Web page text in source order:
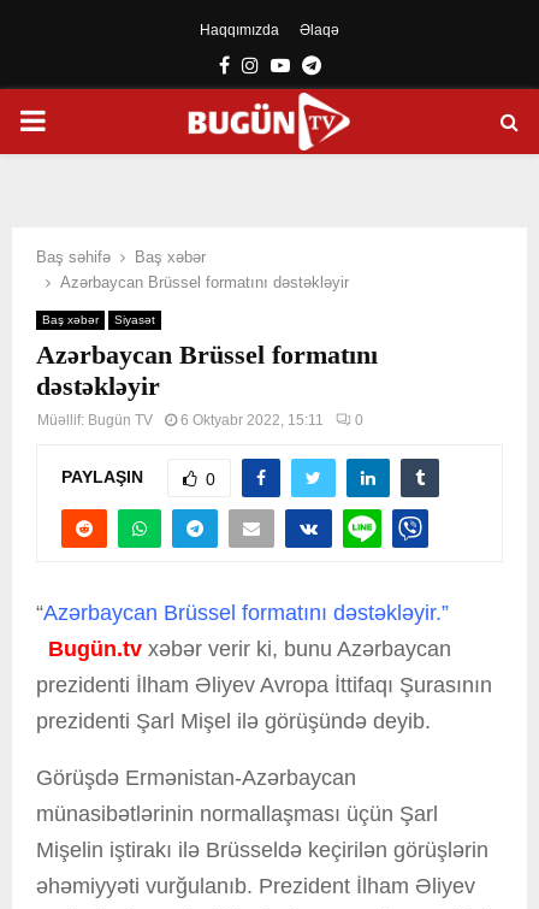
Haqqımızda Əlaqə
Facebook
Instagram
YoutubeTelegram
PRIMARY
Baş səhifə
Baş xəbər
Azərbaycan Brüssel formatını dəstəkləyir
Baş xəbər Siyasət
Azərbaycan Brüssel formatını
dəstəkləyir
Müəllif: Bugün TV 6 Oktyabr 2022, 15:11 0
PAYLAŞIN 0
“Azərbaycan Brüssel formatını dəstəkləyir.”
Bugün.tv xəbər verir ki, bunu Azərbaycan
prezidenti İlham Əliyev Avropa İttifaqı Şurasının
prezidenti Şarl Mişel ilə görüşündə deyib.
Görüşdə Ermənistan-Azərbaycan
münasibətlərinin normallaşması üçün Şarl
Mişelin iştirakı ilə Brüsseldə keçirilən görüşlərin
əhəmiyyəti vurğulanıb. Prezident İlham Əliyev